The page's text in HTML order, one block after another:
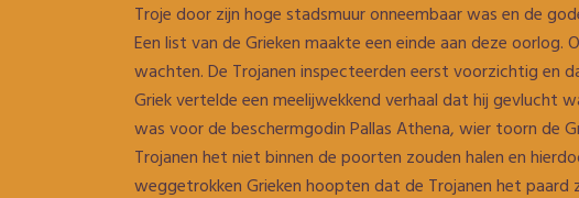
Troje door zijn hoge stadsmuur onneembaar was en de
Een list van de Grieken maakte een einde aan deze
wachten. De Trojanen inspecteerden eerst voorzichtig en
Griek vertelde een meelijwekkend verhaal dat hij gevlucht
was voor de beschermgodin Pallas Athena, wier toorn de
Trojanen het niet binnen de poorten zouden halen en
weggetrokken Grieken hoopten dat de Trojanen het paard